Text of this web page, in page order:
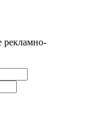
рекламно-